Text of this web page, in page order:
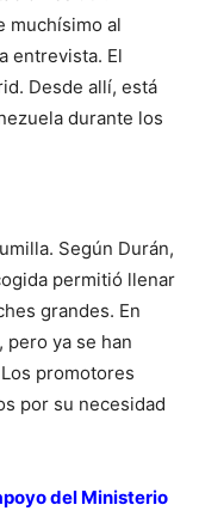
muchísimo al
entrevista. El
Desde allí, está
durante los
Según Durán,
permitió llenar
grandes. En
pero ya se han
promotores
por su necesidad
del Ministerio